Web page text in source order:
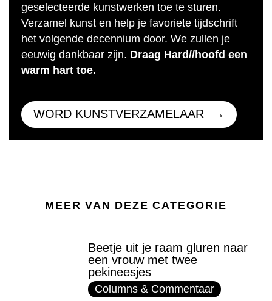
geselecteerde kunstwerken toe te sturen.
Verzamel kunst en help je favoriete tijdschrift
het volgende decennium door. We zullen je
eeuwig dankbaar zijn. Draag Hard//hoofd een
warm hart toe.
WORD KUNSTVERZAMELAAR
MEER VAN DEZE CATEGORIE
Beetje uit je raam gluren naar
een vrouw met twee
pekineesjes
Columns & Commentaar